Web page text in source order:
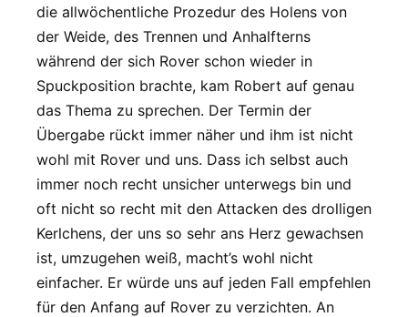
die allwöchentliche Prozedur des Holens von
der Weide, des Trennen und Anhalfterns
während der sich Rover schon wieder in
Spuckposition brachte, kam Robert auf genau
das Thema zu sprechen. Der Termin der
Übergabe rückt immer näher und ihm ist nicht
wohl mit Rover und uns. Dass ich selbst auch
immer noch recht unsicher unterwegs bin und
oft nicht so recht mit den Attacken des drolligen
Kerlchens, der uns so sehr ans Herz gewachsen
ist, umzugehen weiß, macht’s wohl nicht
einfacher. Er würde uns auf jeden Fall empfehlen
für den Anfang auf Rover zu verzichten. An